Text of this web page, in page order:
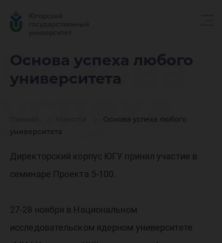
Основа успеха любого
университета
Основа успеха любого
университета
Основа
успеха
любого
Директорский корпус ЮГУ принял участие в
семинаре Проекта 5-100.
27-28 ноября в Национальном
исследовательском ядерном университете